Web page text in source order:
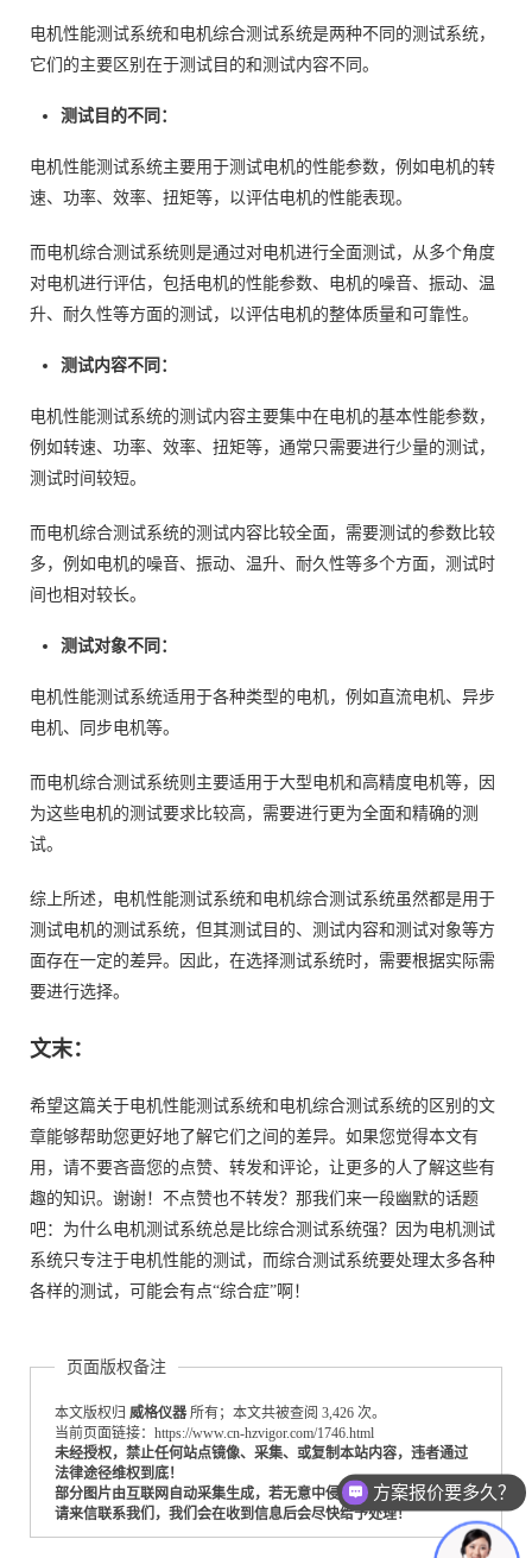
电机性能测试系统和电机综合测试系统是两种不同的测试系统，
它们的主要区别在于测试目的和测试内容不同。
测试目的不同：
电机性能测试系统主要用于测试电机的性能参数，例如电机的转
速、功率、效率、扭矩等，以评估电机的性能表现。
而电机综合测试系统则是通过对电机进行全面测试，从多个角度
对电机进行评估，包括电机的性能参数、电机的噪音、振动、温
升、耐久性等方面的测试，以评估电机的整体质量和可靠性。
测试内容不同：
电机性能测试系统的测试内容主要集中在电机的基本性能参数，
例如转速、功率、效率、扭矩等，通常只需要进行少量的测试，
测试时间较短。
而电机综合测试系统的测试内容比较全面，需要测试的参数比较
多，例如电机的噪音、振动、温升、耐久性等多个方面，测试时
间也相对较长。
测试对象不同：
电机性能测试系统适用于各种类型的电机，例如直流电机、异步
电机、同步电机等。
而电机综合测试系统则主要适用于大型电机和高精度电机等，因
为这些电机的测试要求比较高，需要进行更为全面和精确的测
试。
综上所述，电机性能测试系统和电机综合测试系统虽然都是用于
测试电机的测试系统，但其测试目的、测试内容和测试对象等方
面存在一定的差异。因此，在选择测试系统时，需要根据实际需
要进行选择。
文末：
希望这篇关于电机性能测试系统和电机综合测试系统的区别的文
章能够帮助您更好地了解它们之间的差异。如果您觉得本文有
用，请不要吝啬您的点赞、转发和评论，让更多的人了解这些有
趣的知识。谢谢！不点赞也不转发？那我们来一段幽默的话题
吧：为什么电机测试系统总是比综合测试系统强？因为电机测试
系统只专注于电机性能的测试，而综合测试系统要处理太多各种
各样的测试，可能会有点“综合症”啊！
页面版权备注
本文版权归 威格仪器 所有；本文共被查阅 3,426 次。
当前页面链接：https://www.cn-hzvigor.com/1746.html
未经授权，禁止任何站点镜像、采集、或复制本站内容，违者通过
法律途径维权到底！
部分图片由互联网自动采集生成，若无意中侵犯到您的版权利益，
请来信联系我们，我们会在收到信息后会尽快给予处理！
方案报价要多久？